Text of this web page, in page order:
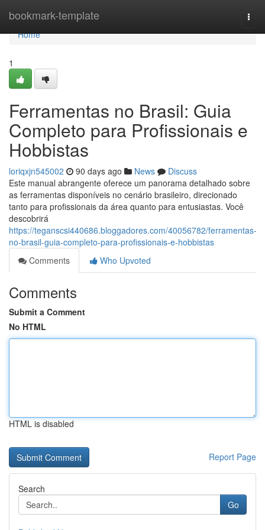
bookmark-template
Home
Home
1
Ferramentas no Brasil: Guia
Completo para Profissionais e
Hobbistas
loriqxjn545002 90 days ago News
Discuss
Este manual abrangente oferece um panorama detalhado sobre
as ferramentas disponíveis no cenário brasileiro, direcionado
tanto para profissionais da área quanto para entusiastas. Você
descobrirá
https://teganscsi440686.bloggadores.com/40056782/ferramentas-
no-brasil-guia-completo-para-profissionais-e-hobbistas
Comments
Who Upvoted
Comments
Submit a Comment
No HTML
HTML is disabled
Report Page
Search
Go